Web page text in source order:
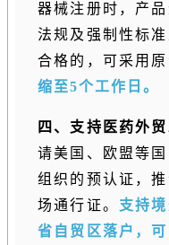
器械注册时，产
法规及强制性标
合格的，可采用
缩至5个工作日。
四、支持医药外贸
请美国、欧盟等
组织的预认证，
场通行证。 支持
省自贸区落户，